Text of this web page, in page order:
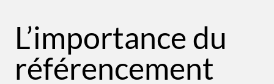
L’importance du
référencement